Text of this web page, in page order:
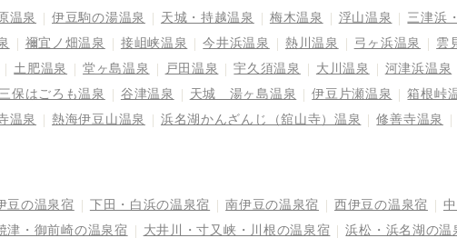
温泉 伊豆駒の湯温泉 天城・持越温泉 梅木温泉 浮山温泉
三津浜
禰宜ノ畑温泉 接岨峡温泉 今井浜温泉 熱川温泉 弓ヶ浜温泉
雲
土肥温泉 堂ヶ島温泉 戸田温泉 宇久須温泉 大川温泉
河津浜温泉
三保はごろも温泉 谷津温泉 天城 湯ヶ島温泉 伊豆片瀬温泉
箱根峠
温泉 熱海伊豆山温泉 浜名湖かんざんじ（舘山寺）温泉
修善寺温泉
豆の温泉宿 下田・白浜の温泉宿 南伊豆の温泉宿 西伊豆の温泉宿
津・御前崎の温泉宿 大井川・寸又峡・川根の温泉宿
浜松・浜名湖の温